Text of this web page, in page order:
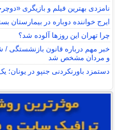
نامزدی بهترین فیلم و بازیگری «دوچرخه آبی» در
ایرج خواننده دوباره در بیمارستان
چرا تهران این روزها آلوده شد؟
خبر مهم درباره قانون بازنشستگی
و مردان مشخص شد
دستمزد باورنکردنی جنپو در یونان؛